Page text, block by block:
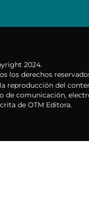
2024.
los derechos
reproducción del
de comunicación,
de OTM Editora.